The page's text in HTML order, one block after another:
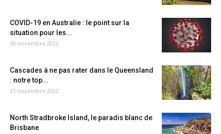
COVID-19 en Australie : le point sur la
situation pour les...
30 novembre 2022
Cascades à ne pas rater dans le Queensland
: notre top...
23 novembre 2022
North Stradbroke Island, le paradis blanc de
Brisbane